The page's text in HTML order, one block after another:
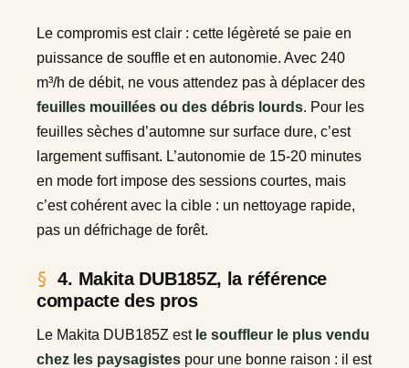
Le compromis est clair : cette légèreté se paie en
puissance de souffle et en autonomie. Avec 240
m³/h de débit, ne vous attendez pas à déplacer des
feuilles mouillées ou des débris lourds. Pour les
feuilles sèches d’automne sur surface dure, c’est
largement suffisant. L’autonomie de 15-20 minutes
en mode fort impose des sessions courtes, mais
c’est cohérent avec la cible : un nettoyage rapide,
pas un défrichage de forêt.
4. Makita DUB185Z, la référence
compacte des pros
Le Makita DUB185Z est le souffleur le plus vendu
chez les paysagistes pour une bonne raison : il est